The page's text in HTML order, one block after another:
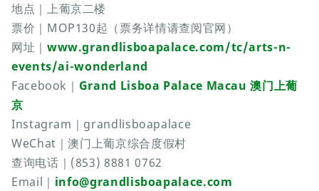
地点｜上葡京二楼
票价｜MOP130起（票务详情请查阅官网）
网址｜ www.grandlisboapalace.com/tc/arts-n-
events/ai-wonderland
Facebook｜ Grand Lisboa Palace Macau 澳门上葡
京
Instagram｜grandlisboapalace
WeChat｜澳门上葡京综合度假村
查询电话｜(853) 8881 0762
Email｜ info@grandlisboapalace.com